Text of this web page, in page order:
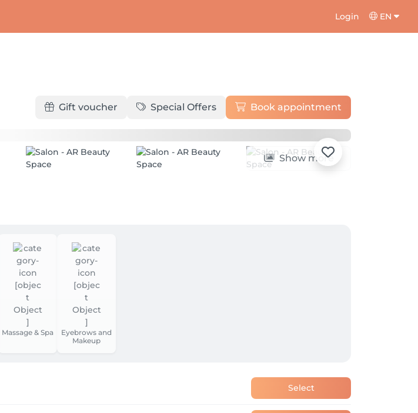
Login EN
Gift voucher Special Offers Book appointment
Show more
Massage & Spa
Eyebrows and
Makeup
Select